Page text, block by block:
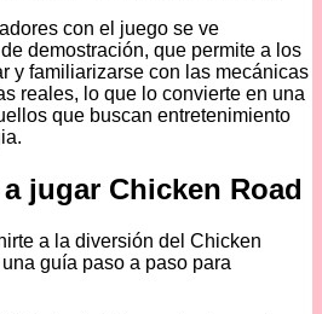
con el juego se ve
demostración, que permite a los
y familiarizarse con las mecánicas
reales, lo que lo convierte en una
que buscan entretenimiento
jugar Chicken Road
a la diversión del Chicken
guía paso a paso para